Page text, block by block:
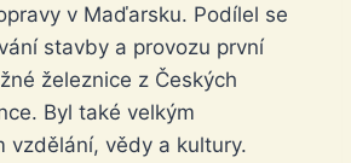
v Maďarsku. Podílel se
stavby a provozu první
železnice z Českých
Byl také velkým
vzdělání, vědy a kultury.